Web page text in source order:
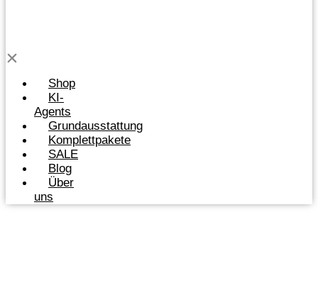
Shop
KI-
Agents
Grundausstattung
Komplettpakete
SALE
Blog
Über
uns